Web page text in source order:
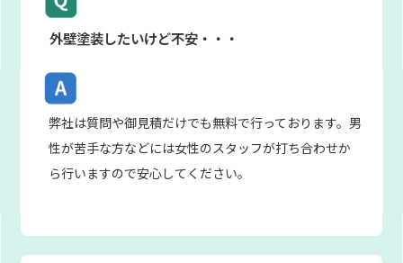
外壁塗装したいけど不安・・・
弊社は質問や御見積だけでも無料で行っております。男
性が苦手な方などには女性のスタッフが打ち合わせか
ら行いますので安心してください。